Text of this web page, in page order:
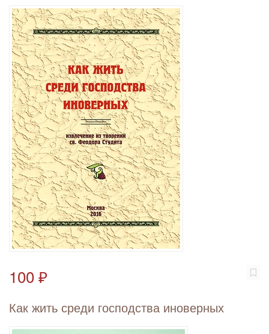
100 ₽
Как жить среди господства иноверных